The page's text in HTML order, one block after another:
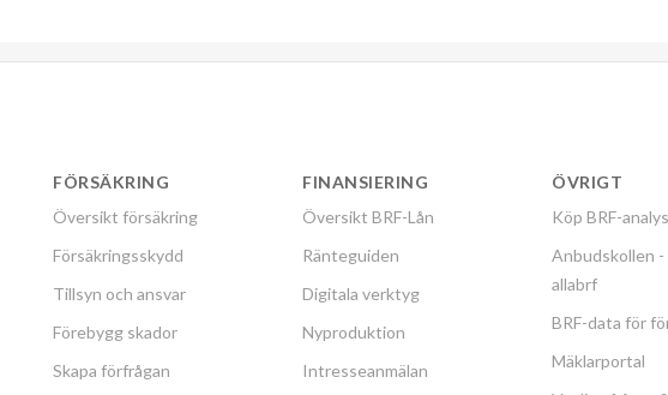
FÖRSÄKRING
Översikt försäkring
Försäkringsskydd
Tillsyn och ansvar
Förebygg skador
Skapa förfrågan
FINANSIERING
Översikt BRF-Lån
Ränteguiden
Digitala verktyg
Nyproduktion
Intresseanmälan
ÖVRIGT
Köp BRF-analys
Anbudskollen
allabrf
BRF-data för
Mäklarportal